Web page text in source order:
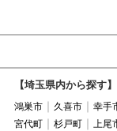
【埼玉県内から探す】
鴻巣市 久喜市 幸手
宮代町
杉戸町 上尾